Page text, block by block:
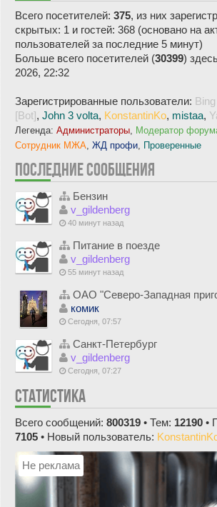
Всего посетителей: 375, из них
скрытых: 1 и гостей: 368 (основано на
пользователей за последние 5 минут)
Больше всего посетителей (30399)
2026, 22:32
Зарегистрированные пользователи:
[Bot], John 3 volta, KonstantinKo, mistaa,
Легенда: Администраторы, Модератор
Сотрудник МЖА, ЖД профи, Проверенные
ПОСЛЕДНИЕ СООБЩЕНИЯ
Бензин
v_gildenberg
40 минут назад
Питание в поезде
v_gildenberg
55 минут назад
ОАО "Северо-Западная пригородная
комик
Сегодня, 07:57
Санкт-Петербург
v_gildenberg
Сегодня, 07:27
СТАТИСТИКА
Всего сообщений: 800319 • Тем: 12190 •
7105 • Новый пользователь:
Не реклама